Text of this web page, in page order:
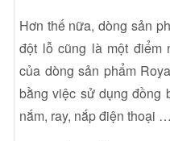
Hơn thế nữa, dòng sản
đột lỗ cũng là một điểm
của dòng sản phẩm
bằng việc sử dụng đồng
nắm, ray, nắp điện thoại